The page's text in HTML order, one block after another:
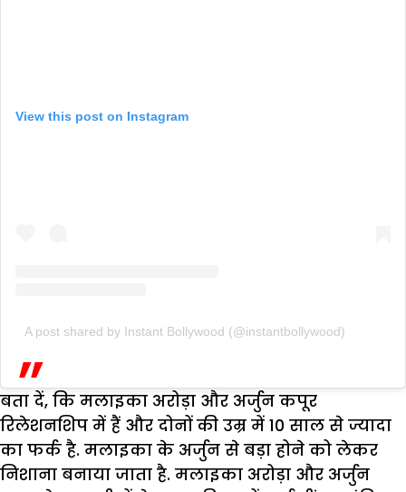
View this post on Instagram
A post shared by Instant Bollywood (@instantbollywood)
बता दें, कि मलाइका अरोड़ा और अर्जुन कपूर
रिलेशनशिप में हैं और दोनों की उम्र में 10 साल से ज्यादा
का फर्क है. मलाइका के अर्जुन से बड़ा होने को लेकर
निशाना बनाया जाता है. मलाइका अरोड़ा और अर्जुन